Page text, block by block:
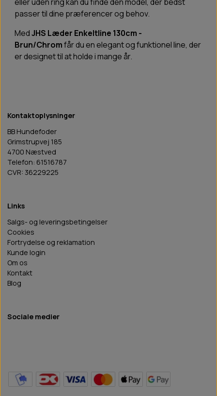
passer til dine præferencer og behov.
MedJHS Læder Enkeltline 130cm -
Brun/Chromfår du en elegant og funktionel line, der
er designet til at holde i mange år.
Kontaktoplysninger
BB Hundefoder
Grimstrupvej 185
4700 Næstved
Telefon: 61516787
CVR: 36229225
Links
Salgs- og leveringsbetingelser
Cookies
Fortrydelse og reklamation
Kunde login
Om os
Kontakt
Blog
Sociale medier